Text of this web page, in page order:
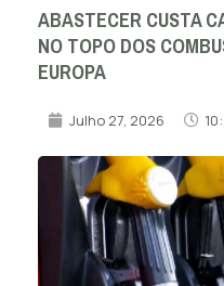
ABASTECER CUSTA
NO TOPO DOS
EUROPA
Julho 27, 2026